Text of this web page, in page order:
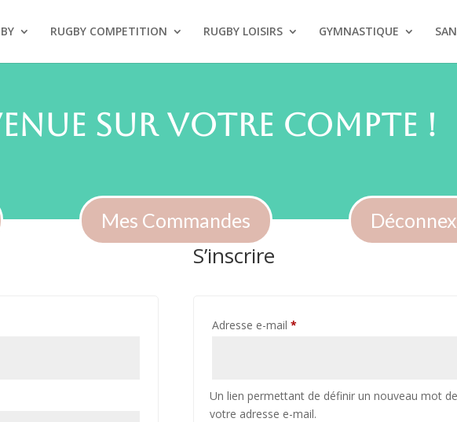
RUGBY COMPETITION RUGBY LOISIRS GYMNASTIQUE
sur votre compte !
Mes Commandes
S’inscrire
Adresse e-mail *Obligatoire
Un lien permettant de définir un nouveau mot
votre adresse e-mail.